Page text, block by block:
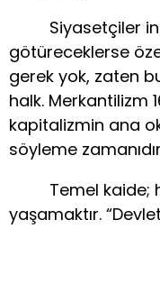
Siyasetçiler
götüreceklerse
gerek yok, zaten
halk. Merkantilizm
kapitalizmin ana
söyleme
Temel kaide;
yaşamaktır.